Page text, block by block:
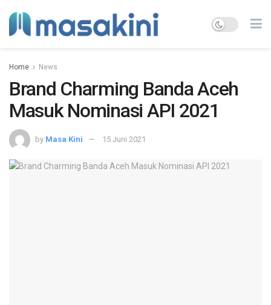
Home News
Brand Charming Banda Aceh
Masuk Nominasi API 2021
by Masa Kini 15 Juni 2021